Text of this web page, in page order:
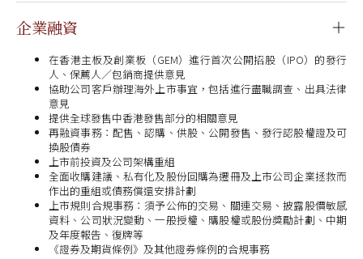
企業融資
在香港主板及創業板（GEM）進行首次公開招股（IPO）的發行
人、保薦人／包銷商提供意見
協助公司客戶辦理海外上市事宜，包括進行盡職調查、出具法律
意見
提供全球發售中香港發售部分的相關意見
再融資事務：配售、認購、供股、公開發售、發行認股權證及可
換股債券
上市前投資及公司架構重組
全面收購建議、私有化及股份回購為遷冊及上市公司企業拯救而
作出的重組或債務償還安排計劃
上市規則合規事務：須予公佈的交易、關連交易、披露股價敏感
資料、公司狀況變動、一般授權、購股權或股份獎勵計劃、中期
及年度報告、復牌等
《證券及期貨條例》及其他證券條例的合規事務